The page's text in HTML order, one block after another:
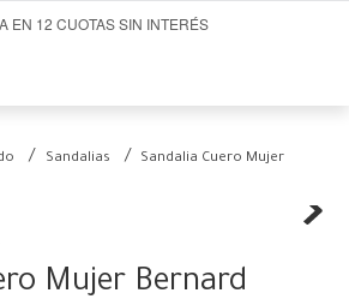
EN 12 CUOTAS SIN INTERÉS
Sandalias
Sandalia Cuero Mujer
Mujer Bernard